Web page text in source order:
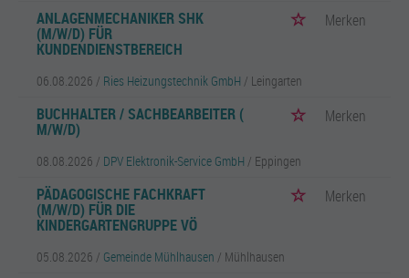
ANLAGENMECHANIKER SHK
(M/W/D) FÜR
KUNDENDIENSTBEREICH
Merken
06.08.2026 / Ries Heizungstechnik GmbH / Leingarten
BUCHHALTER / SACHBEARBEITER (
M/W/D)
Merken
08.08.2026 / DPV Elektronik-Service GmbH / Eppingen
PÄDAGOGISCHE FACHKRAFT
(M/W/D) FÜR DIE
KINDERGARTENGRUPPE VÖ
Merken
05.08.2026 / Gemeinde Mühlhausen / Mühlhausen